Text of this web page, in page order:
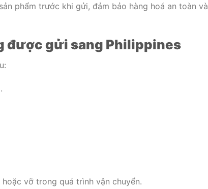
phẩm trước khi gửi, đảm bảo hàng hoá an toàn và
được gửi sang Philippines
vỡ trong quá trình vận chuyển.